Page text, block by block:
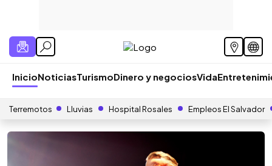
InicioNoticiasTurismoDinero y negociosVida
Terremotos Lluvias Hospital Rosales Empleos El Salvador